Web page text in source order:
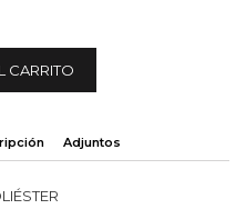
CARRITO
Adjuntos